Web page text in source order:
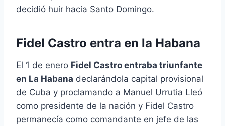
decidió huir hacia Santo Domingo.
Fidel Castro entra en la Habana
El 1 de enero Fidel Castro entraba triunfante
en La Habana declarándola capital provisional
de Cuba y proclamando a Manuel Urrutia Lleó
como presidente de la nación y Fidel Castro
permanecía como comandante en jefe de las